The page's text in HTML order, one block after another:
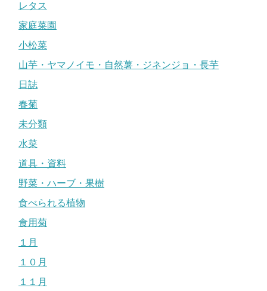
レタス
家庭菜園
小松菜
山芋・ヤマノイモ・自然薯・ジネンジョ・長芋
日誌
春菊
未分類
水菜
道具・資料
野菜・ハーブ・果樹
食べられる植物
食用菊
１月
１０月
１１月